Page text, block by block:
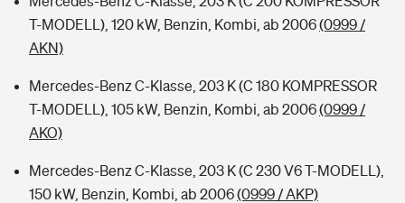
T-MODELL), 120 kW, Benzin, Kombi, ab 2006(0999 /
AKN)
Mercedes-Benz C-Klasse, 203 K (C 180 KOMPRESSOR
T-MODELL), 105 kW, Benzin, Kombi, ab 2006(0999 /
AKO)
Mercedes-Benz C-Klasse, 203 K (C 230 V6 T-MODELL),
150 kW, Benzin, Kombi, ab 2006(0999 / AKP)